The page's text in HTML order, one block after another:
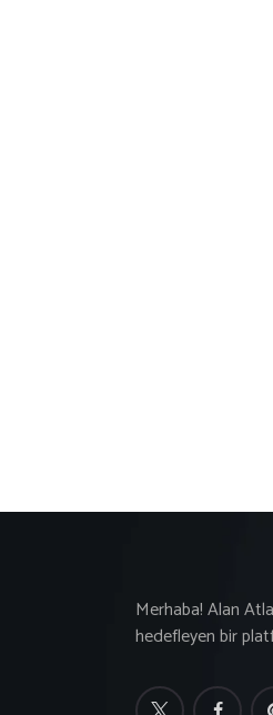
Merhaba! Alan
hedefleyen bir